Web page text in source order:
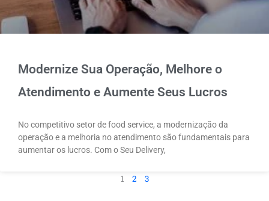
Modernize Sua Operação, Melhore o
Atendimento e Aumente Seus Lucros
No competitivo setor de food service, a modernização da
operação e a melhoria no atendimento são fundamentais para
aumentar os lucros. Com o Seu Delivery,
1 2 3